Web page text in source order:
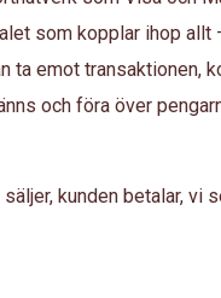
som kopplar ihop allt
ta emot transaktionen,
och föra över
kunden betalar, vi